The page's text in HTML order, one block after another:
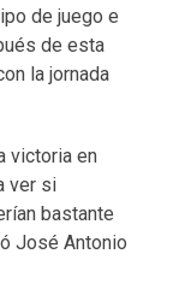
de juego e
de esta
la jornada
victoria en
ver si
bastante
José Antonio